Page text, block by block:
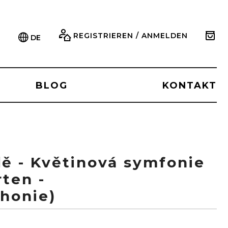
DE REGISTRIEREN / ANMELDEN
BLOG KONTAKT
- Květinová symfonie
-